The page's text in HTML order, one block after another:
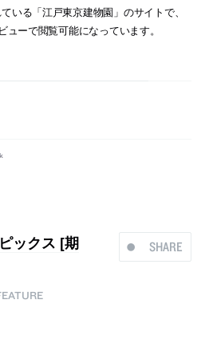
いる「江戸東京建物園」のサイトで、
ーで閲覧可能になっています。
SHARE
ックス [期